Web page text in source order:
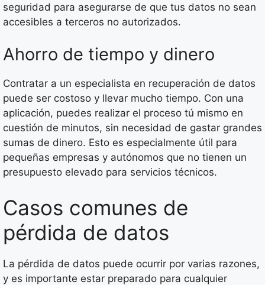
seguridad para asegurarse de que tus datos no sean
accesibles a terceros no autorizados.
Ahorro de tiempo y dinero
Contratar a un especialista en recuperación de datos
puede ser costoso y llevar mucho tiempo. Con una
aplicación, puedes realizar el proceso tú mismo en
cuestión de minutos, sin necesidad de gastar grandes
sumas de dinero. Esto es especialmente útil para
pequeñas empresas y autónomos que no tienen un
presupuesto elevado para servicios técnicos.
Casos comunes de
pérdida de datos
La pérdida de datos puede ocurrir por varias razones,
y es importante estar preparado para cualquier